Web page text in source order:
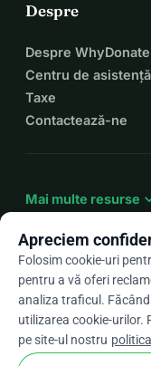
Despre
Despre WhyDonate
Centru de asistență
Taxe
Contactează-ne
Mai multe resurse
Roarrow_drop_down
★★★★★4,9 / 5 pe
Apreciem
Folosim cookie-uri
pentru a vă oferi
analiza traficul. Făcând
utilizarea cookie-urilor.
pe site-ul nostru